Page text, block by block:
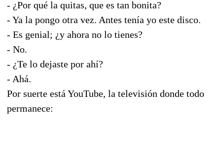
- ¿Por qué la quitas, que es tan bonita?
- Ya la pongo otra vez. Antes tenía yo este disco.
- Es genial; ¿y ahora no lo tienes?
- No.
- ¿Te lo dejaste por ahí?
- Ahá.
Por suerte está YouTube, la televisión donde todo
permanece: